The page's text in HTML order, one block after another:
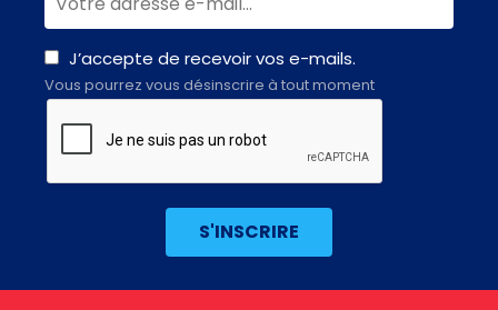
J’accepte de recevoir vos e-mails.
Vous pourrez vous désinscrire à tout moment